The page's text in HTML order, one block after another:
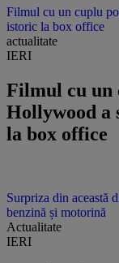
Filmul cu un cuplu
istoric la box office
actualitate
IERI
Filmul cu un
Hollywood a
la box office
Surpriza din această
benzină și motorină
Actualitate
IERI